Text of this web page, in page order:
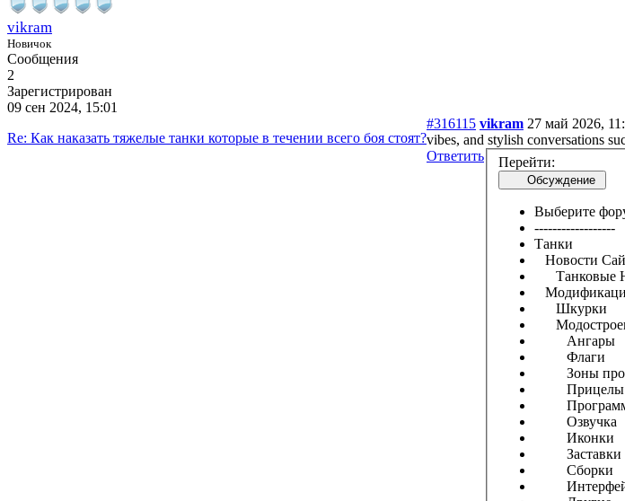
vikram
Новичок
Сообщения
2
Зарегистрирован
09 сен 2024, 15:01
Re: Как наказать тяжелые танки которые в течении всего боя стоят?
#316115 vikram 27 май 2026,
vibes, and stylish conversations
Ответить
Перейти:
Обсуждение
Выберите
------------------
Танки
Новости
Танковые
Шкурки
Ангары
Флаги
Зоны
Прицелы
Озвучка
Иконки
Заставки
Сборки